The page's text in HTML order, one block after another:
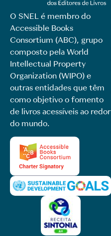
O SNEL é membro do
Accessible Books
Consortium (ABC), grupo
composto pela World
Intellectual Property
Organization (WIPO) e
outras entidades que têm
como objetivo o fomento
de livros acessíveis ao redor
do mundo.